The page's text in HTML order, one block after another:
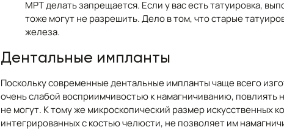
МРТ делать запрещается. Если у вас есть татуировка,
тоже могут не разрешить. Дело в том, что старые
железа.
Дентальные импланты
Поскольку современные дентальные импланты чаще всего
очень слабой восприимчивостью к намагничиванию, повлиять
не могут. К тому же микроскопический размер искусственных
интегрированных с костью челюсти, не позволяет им